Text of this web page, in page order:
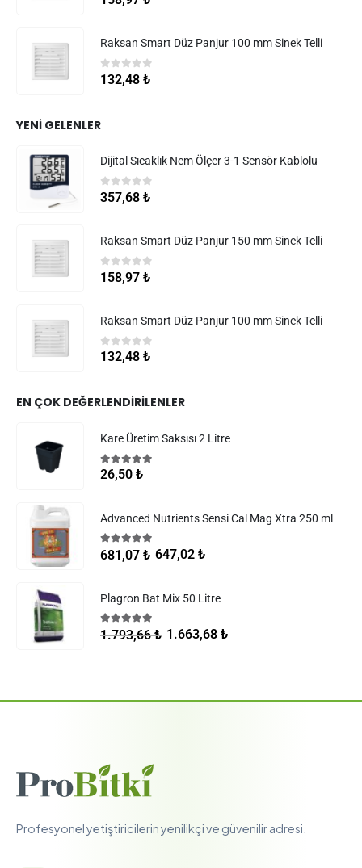
Raksan Smart Düz Panjur 100 mm Sinek Telli
05 üzerinden
132,48 ₺
YENI GELENLER
Dijital Sıcaklık Nem Ölçer 3-1 Sensör Kablolu
05 üzerinden
357,68 ₺
Raksan Smart Düz Panjur 150 mm Sinek Telli
0 5 üzerinden
158,97 ₺
Raksan Smart Düz Panjur 100 mm Sinek Telli
05 üzerinden
132,48 ₺
EN ÇOK DEĞERLENDIRILENLER
Kare Üretim Saksısı 2 Litre
5.005 üzerinden
26,50 ₺
Advanced Nutrients Sensi Cal Mag Xtra 250 ml
5.005 üzerinden
681,07₺ 647,02 ₺
Plagron Bat Mix 50 Litre
5.005 üzerinden
1.793,66₺ 1.663,68 ₺
Profesyonel yetiştiricilerin yenilikçi ve güvenilir adresi.